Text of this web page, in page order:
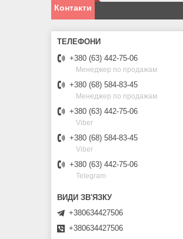
Контакти
+380 (63) 442-75-06
Менеджер по продажам
+380 (68) 584-83-45
Менеджер по продажам
+380 (63) 442-75-06
Viber
+380 (68) 584-83-45
Viber
+380 (63) 442-75-06
Telegram
+380634427506
+380634427506